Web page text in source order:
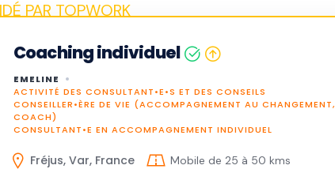
Coaching individuel
EMELINE
ACTIVITÉ DES CONSULTANT•E•S ET DES CONSEILS
CONSEILLER•ÈRE DE VIE (ACCOMPAGNEMENT AU CHANGEMENT,
COACH)
CONSULTANT•E EN ACCOMPAGNEMENT INDIVIDUEL
Fréjus, Var, France
Mobile de 25 à 50 kms